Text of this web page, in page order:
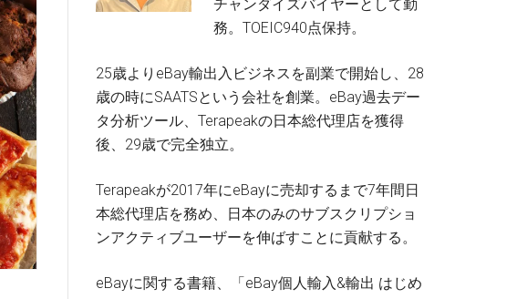
チャンダイズバイヤーとして勤
務。TOEIC940点保持。
25歳よりeBay輸出入ビジネスを副業で開始し、28
歳の時にSAATSという会社を創業。eBay過去デー
タ分析ツール、Terapeakの日本総代理店を獲得
後、29歳で完全独立。
Terapeakが2017年にeBayに売却するまで7年間日
本総代理店を務め、日本のみのサブスクリプショ
ンアクティブユーザーを伸ばすことに貢献する。
eBayに関する書籍、「eBay個人輸入&輸出 はじめ